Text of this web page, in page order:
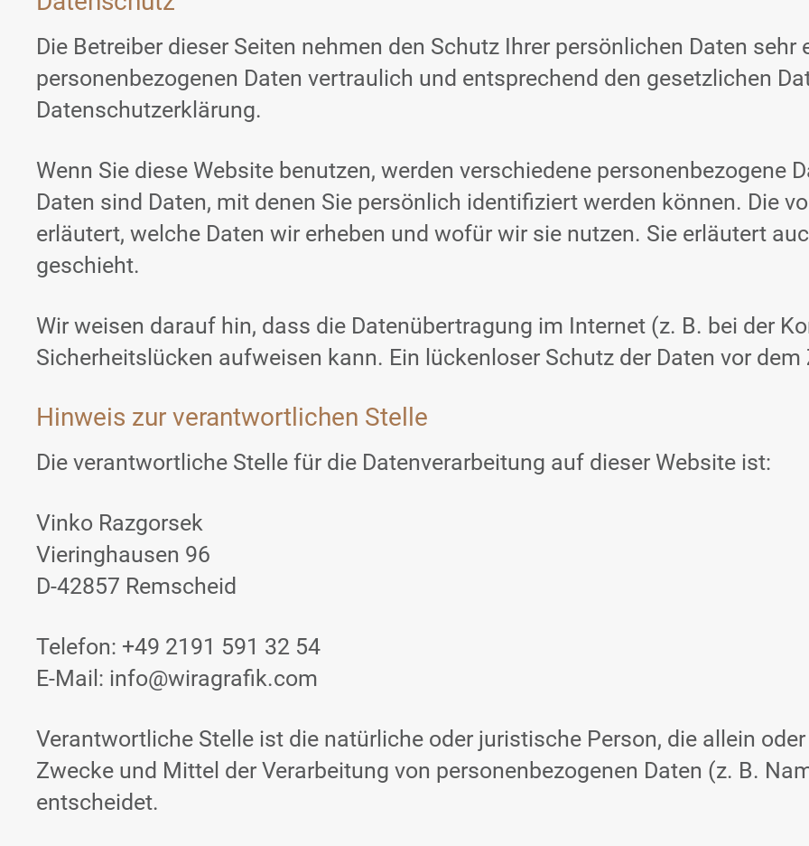
Die Betreiber dieser Seiten nehmen den Schutz Ihrer persönlichen Daten sehr
personenbezogenen Daten vertraulich und entsprechend den gesetzlichen
Datenschutzerklärung.
Wenn Sie diese Website benutzen, werden verschiedene personenbezogene
Daten sind Daten, mit denen Sie persönlich identifiziert werden können. Die
erläutert, welche Daten wir erheben und wofür wir sie nutzen. Sie erläutert
geschieht.
Wir weisen darauf hin, dass die Datenübertragung im Internet (z. B. bei der
Sicherheitslücken aufweisen kann. Ein lückenloser Schutz der Daten vor
Hinweis zur verantwortlichen Stelle
Die verantwortliche Stelle für die Datenverarbeitung auf dieser Website ist:
Vinko Razgorsek
Vieringhausen 96
D-42857 Remscheid
Telefon: +49 2191 591 32 54
E-Mail: info@wiragrafik.com
Verantwortliche Stelle ist die natürliche oder juristische Person, die allein
Zwecke und Mittel der Verarbeitung von personenbezogenen Daten (z. B.
entscheidet.